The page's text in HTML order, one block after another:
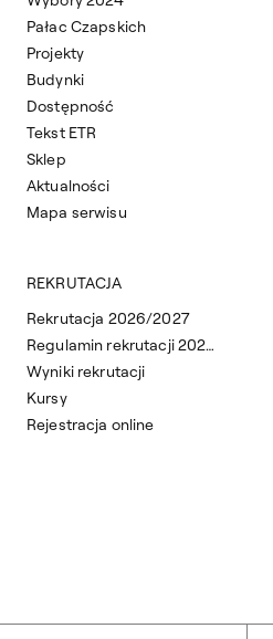
Pałac Czapskich
Projekty
Budynki
Dostępność
Tekst ETR
Sklep
Aktualności
Mapa serwisu
REKRUTACJA
Rekrutacja 2026/2027
Regulamin rekrutacji 2026/2027
Wyniki rekrutacji
Kursy
Rejestracja online